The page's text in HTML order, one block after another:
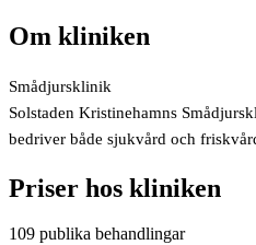
Om kliniken
Smådjursklinik
Solstaden Kristinehamns
bedriver både sjukvård och
Priser hos kliniken
109 publika behandlingar